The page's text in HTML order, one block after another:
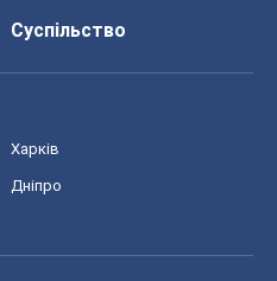
Суспільство
Харків
Дніпро